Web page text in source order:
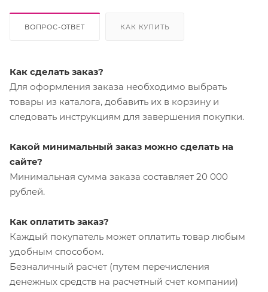
ВОПРОС-ОТВЕТ КАК КУПИТЬ
Как сделать заказ?
Для оформления заказа необходимо выбрать
товары из каталога, добавить их в корзину и
следовать инструкциям для завершения покупки.
Какой минимальный заказ можно сделать на
сайте?
Минимальная сумма заказа составляет 20 000
рублей.
Как оплатить заказ?
Каждый покупатель может оплатить товар любым
удобным способом.
Безналичный расчет (путем перечисления
денежных средств на расчетный счет компании)